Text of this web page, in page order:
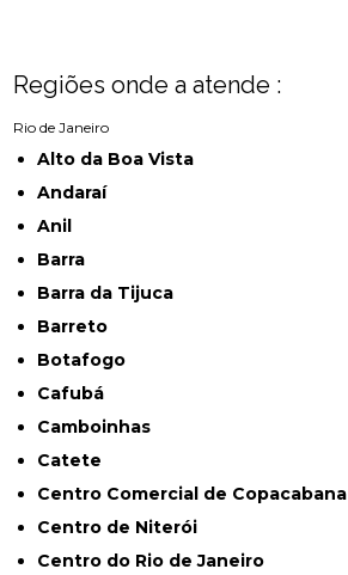
Regiões onde a atende :
Rio de Janeiro
Alto da Boa Vista
Andaraí
Anil
Barra
Barra da Tijuca
Barreto
Botafogo
Cafubá
Camboinhas
Catete
Centro Comercial de Copacabana
Centro de Niterói
Centro do Rio de Janeiro